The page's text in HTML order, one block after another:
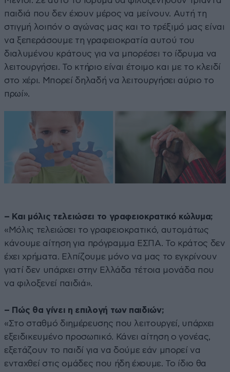
παιδιά που δεν έχουν μέρος να μείνουν. Αυτή τη
στιγμή λοιπόν ο αγώνας μας και το τρέξιμό μας είναι
να ξεπεράσουμε τη γραφειοκρατία αυτού του
διαλυμένου κράτους για να μπορέσει το ίδρυμα να
λειτουργήσει. Το κτήριο είναι έτοιμο και με το κλειδί
στο χέρι. Μπορεί δηλαδή να λειτουργήσει αύριο το
πρωί».
– Και μόλις τελειώσει το γραφειοκρατικό κώλυμα;
«Μόλις τελειώσει το γραφειοκρατικό, αυτομάτως
κάνουμε αίτηση για πρόγραμμα ΕΣΠΑ. Το κράτος δεν
έχει χρήματα. Ελπίζουμε μόνο να μας το εγκρίνουν
γιατί δεν υπάρχει στην Ελλάδα τέτοια μονάδα που
να φιλοξενεί παιδιά».
– Πώς θα γίνει η επιλογή των παιδιών;
«Στο σταθμό διημέρευσης που λειτουργεί, υπάρχει
εξειδικευμένο προσωπικό. Κάνει αίτηση ο γονέας,
εξετάζουν το παιδί για να δούμε εάν μπορεί να
ενταχθεί στις ομάδες που ήδη έχουμε. Το ίδιο θα